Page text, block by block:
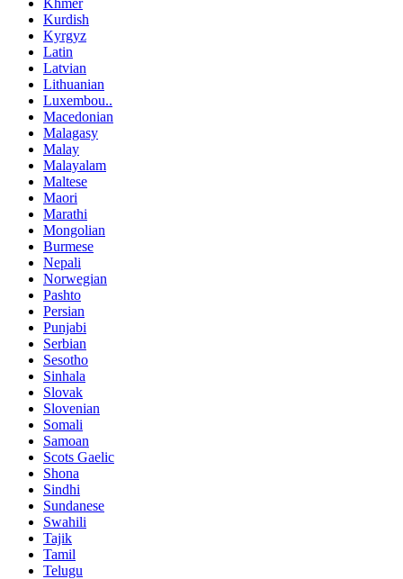
Khmer
Kurdish
Kyrgyz
Latin
Latvian
Lithuanian
Luxembou..
Macedonian
Malagasy
Malay
Malayalam
Maltese
Maori
Marathi
Mongolian
Burmese
Nepali
Norwegian
Pashto
Persian
Punjabi
Serbian
Sesotho
Sinhala
Slovak
Slovenian
Somali
Samoan
Scots Gaelic
Shona
Sindhi
Sundanese
Swahili
Tajik
Tamil
Telugu